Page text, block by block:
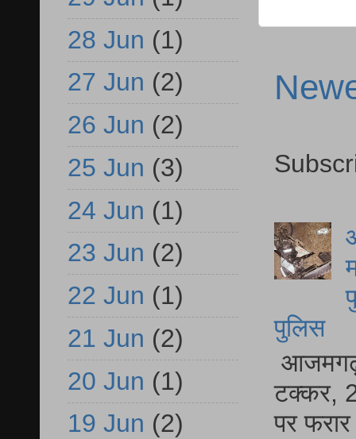
पुलिस
आजमगढ़
टक्कर,
पर
28 Jun (1)
27 Jun (2)
26 Jun (2)
25 Jun (3)
24 Jun (1)
23 Jun (2)
22 Jun (1)
21 Jun (2)
20 Jun (1)
19 Jun (2)